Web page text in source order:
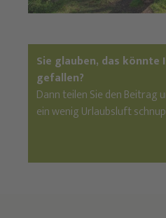
Sie glauben, das könnte
gefallen?
Dann teilen Sie den Beitrag
ein wenig Urlaubsluft